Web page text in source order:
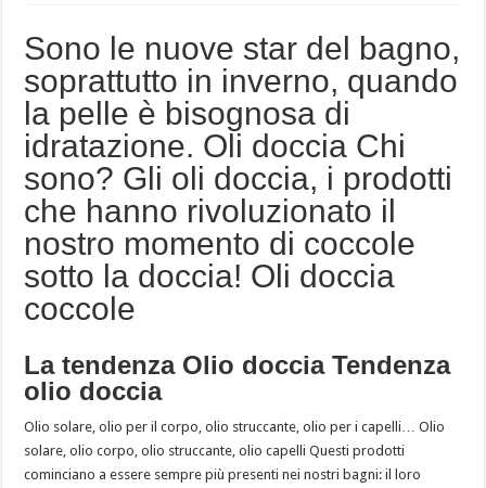
più
degli
altri?
Sono le nuove star del bagno,
soprattutto in inverno, quando
la pelle è bisognosa di
idratazione. Oli doccia Chi
sono? Gli oli doccia, i prodotti
che hanno rivoluzionato il
nostro momento di coccole
sotto la doccia! Oli doccia
coccole
La tendenza Olio doccia Tendenza
olio doccia
Olio solare, olio per il corpo, olio struccante, olio per i capelli… Olio
solare, olio corpo, olio struccante, olio capelli Questi prodotti
cominciano a essere sempre più presenti nei nostri bagni: il loro